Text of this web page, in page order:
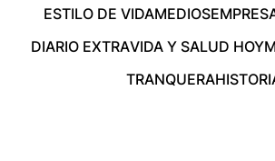
ESTILO DE VIDAMEDIOS
DIARIO EXTRAVIDA Y SALUD HOY
TRANQUERA